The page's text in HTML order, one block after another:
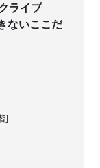
ライブ
ないここだ
]